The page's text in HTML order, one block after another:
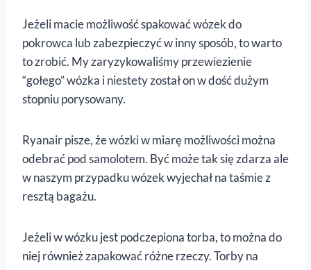
Jeżeli macie możliwość spakować wózek do
pokrowca lub zabezpieczyć w inny sposób, to warto
to zrobić. My zaryzykowaliśmy przewiezienie
“gołego” wózka i niestety został on w dość dużym
stopniu porysowany.
Ryanair pisze, że wózki w miarę możliwości można
odebrać pod samolotem. Być może tak się zdarza ale
w naszym przypadku wózek wyjechał na taśmie z
resztą bagażu.
Jeżeli w wózku jest podczepiona torba, to można do
niej również zapakować różne rzeczy. Torby na